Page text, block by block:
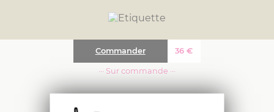
36€
Commander
··· Sur commande ···